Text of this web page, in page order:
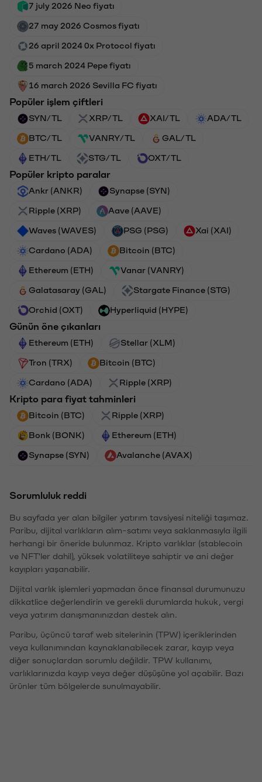
7 july 2026 Neo fiyatı
27 may 2026 Cosmos fiyatı
26 april 2024 0x Protocol fiyatı
5 march 2024 Pepe fiyatı
16 march 2026 Sevilla FC fiyatı
Popüler işlem çiftleri
SYN/TL XRP/TL XAI/TL ADA/TL
BTC/TL VANRY/TL GAL/TL
ETH/TL STG/TL OXT/TL
Popüler kripto paralar
Ankr (ANKR) Synapse (SYN)
Ripple (XRP) Aave (AAVE)
Waves (WAVES) PSG (PSG) Xai (XAI)
Cardano (ADA) Bitcoin (BTC)
Ethereum (ETH) Vanar (VANRY)
Galatasaray (GAL) Stargate Finance (STG)
Orchid (OXT) Hyperliquid (HYPE)
Günün öne çıkanları
Ethereum (ETH) Stellar (XLM)
Tron (TRX) Bitcoin (BTC)
Cardano (ADA) Ripple (XRP)
Kripto para fiyat tahminleri
Bitcoin (BTC) Ripple (XRP)
Bonk (BONK) Ethereum (ETH)
Synapse (SYN) Avalanche (AVAX)
Sorumluluk reddi
Bu sayfada yer alan bilgiler yatırım tavsiyesi niteliği taşımaz.
Paribu, dijital varlıkların alım-satımı veya saklanmasıyla ilgili
herhangi bir öneride bulunmaz. Kripto varlıklar (stablecoin
ve NFT'ler dahil), yüksek volatiliteye sahiptir ve ani değer
kayıpları yaşanabilir.
Dijital varlık işlemleri yapmadan önce finansal durumunuzu
dikkatlice değerlendirin ve gerekli durumlarda hukuk, vergi
veya yatırım danışmanınızdan destek alın.
Paribu, üçüncü taraf web sitelerinin (TPW) içeriklerinden
veya kullanımından kaynaklanabilecek zarar, kayıp veya
diğer sonuçlardan sorumlu değildir. TPW kullanımı,
varlıklarınızda kayıp veya değer düşüşüne yol açabilir. Bazı
ürünler tüm bölgelerde sunulmayabilir.